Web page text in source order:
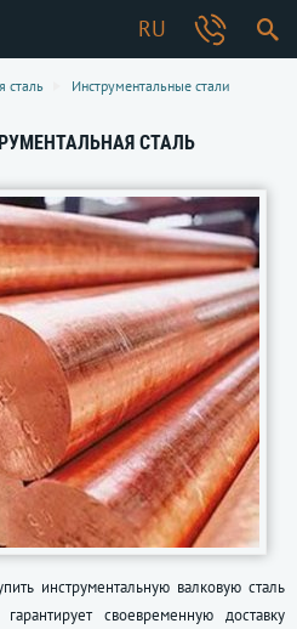
RU
сталь Инструментальные стали
СТАЛЬ
инструментальную валковую сталь
своевременную доставку